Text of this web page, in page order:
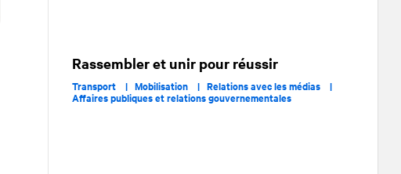
Rassembler et unir pour réussir
Transport | Mobilisation | Relations avec les médias |
Affaires publiques et relations gouvernementales